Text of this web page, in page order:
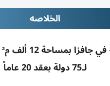
الخلاصه
لـ75 دولة بعقد 20 عاماً